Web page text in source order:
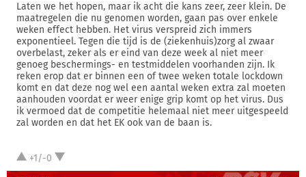
Laten we het hopen, maar ik acht die kans zeer, zeer klein. De
maatregelen die nu genomen worden, gaan pas over enkele
weken effect hebben. Het virus verspreid zich immers
exponentieel. Tegen die tijd is de (ziekenhuis)zorg al zwaar
overbelast, zeker als er eind van deze week al niet meer
genoeg beschermings- en testmiddelen voorhanden zijn. Ik
reken erop dat er binnen een of twee weken totale lockdown
komt en dat deze nog wel een aantal weken extra zal moeten
aanhouden voordat er weer enige grip komt op het virus. Dus
ik vermoed dat de competitie helemaal niet meer uitgespeeld
zal worden en dat het EK ook van de baan is.
+1/-0